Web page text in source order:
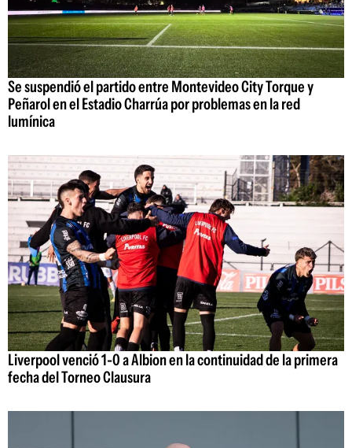
Se suspendió el partido entre Montevideo City Torque y
Peñarol en el Estadio Charrúa por problemas en la red
lumínica
Liverpool venció 1-0 a Albion en la continuidad de la primera
fecha del Torneo Clausura